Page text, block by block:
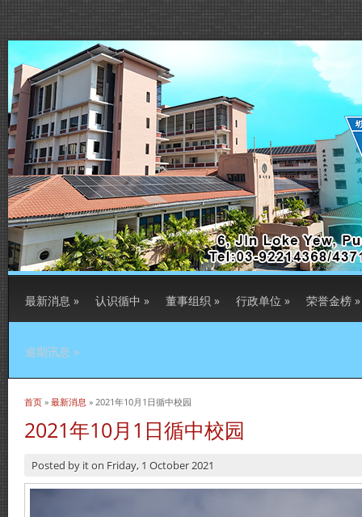
最新消息 » 认识循中 » 董事组织 » 行政单位 » 荣誉金榜 »
逾期讯息 »
当前位置
首页 » 最新消息 » 2021年10月1日循中校园
2021年10月1日循中校园
Posted by iton Friday, 1 October 2021